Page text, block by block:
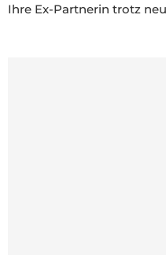
Ihre Ex-Partnerin trotz